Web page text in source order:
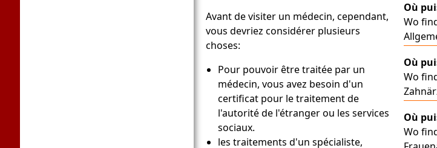
Avant de visiter un médecin, cependant,
vous devriez considérer plusieurs
choses:
Pour pouvoir être traitée par un
médecin, vous avez besoin d'un
certificat pour le traitement de
l'autorité de l'étranger ou les services
sociaux.
les traitements d'un spécialiste,
Où
Wo
Où
Wo
Où
Wo